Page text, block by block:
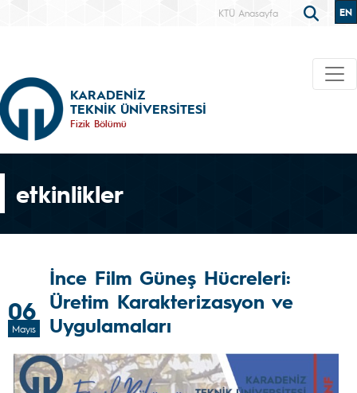
KTÜ Anasayfa EN
KARADENİZ
TEKNİK ÜNİVERSİTESİ
Fizik Bölümü
etkinlikler
06
Mayıs
İnce Film Güneş Hücreleri:
Üretim Karakterizasyon ve
Uygulamaları